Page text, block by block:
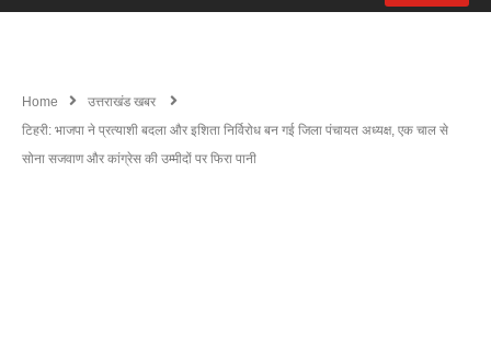
Home
उत्तराखंड खबर
टिहरी: भाजपा ने प्रत्याशी बदला और इशिता निर्विरोध बन गई जिला पंचायत अध्यक्ष, एक चाल से
सोना सजवाण और कांग्रेस की उम्मीदों पर फिरा पानी